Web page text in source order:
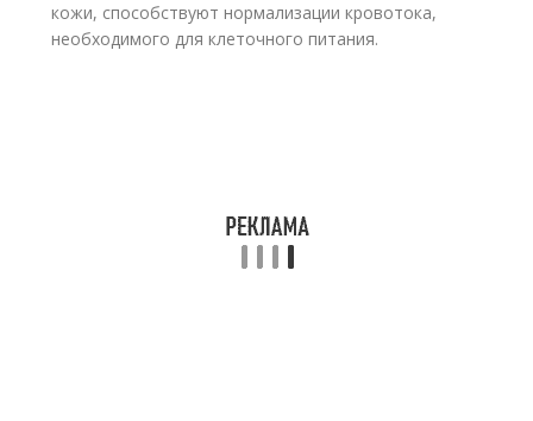
кожи, способствуют нормализации кровотока,
необходимого для клеточного питания.